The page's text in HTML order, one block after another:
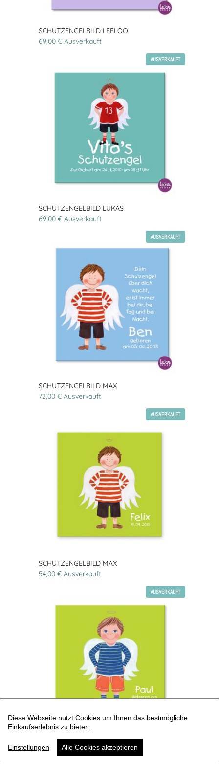
SCHUTZENGELBILD LEELOO
69,00 € Ausverkauft
AUSVERKAUFT
SCHUTZENGELBILD LUKAS
69,00 € Ausverkauft
AUSVERKAUFT
SCHUTZENGELBILD MAX
72,00 € Ausverkauft
AUSVERKAUFT
SCHUTZENGELBILD MAX
54,00 € Ausverkauft
AUSVERKAUFT
SCHUTZENGELBILD NAMENSBILD TIM
54,00 € Ausverkauft
Diese Webseite nutzt Cookies um Ihnen das bestmögliche
Einkaufserlebnis zu bieten.
Einstellungen Alle Cookies akzeptieren